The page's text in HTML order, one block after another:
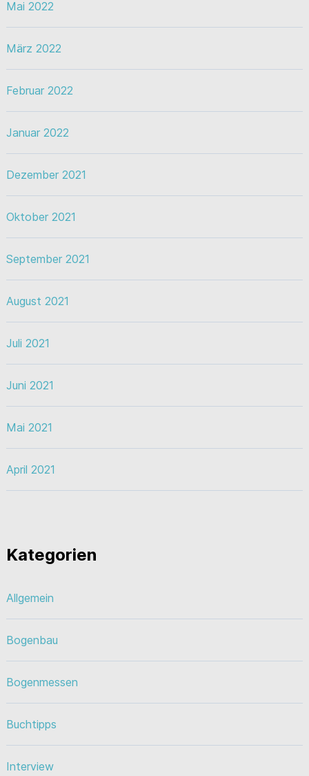
Mai 2022
März 2022
Februar 2022
Januar 2022
Dezember 2021
Oktober 2021
September 2021
August 2021
Juli 2021
Juni 2021
Mai 2021
April 2021
Kategorien
Allgemein
Bogenbau
Bogenmessen
Buchtipps
Interview